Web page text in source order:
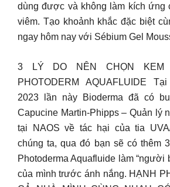
dùng được và không làm kích ứng
viêm. Tạo khoảnh khắc đặc biệt
ngay hôm nay với Sébium Gel
3 LÝ DO NÊN CHỌN KEM
PHOTODERM AQUAFLUIDE
2023 lần này Bioderma đã có
Capucine Martin-Phipps – Quản lý
tại NAOS về tác hại của tia
chúng ta, qua đó bạn sẽ có thêm
Photoderma Aquafluide làm “người
của mình trước ánh nắng. HẠNH